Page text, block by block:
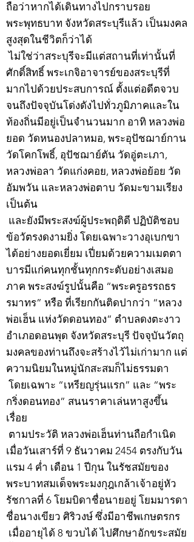
ถือว่าหากได้เดินทางไปกราบรอย
พระพุทธบาท จังหวัดสระบุรีแล้ว เป็นมงคล
สูงสุดในชีวิตก็ว่าได้
ไม่ใช่ว่าสระบุรีจะมีแต่สถานที่เท่านั้นที่
ศักดิ์สิทธิ์ พระเกจิอาจารย์ของสระบุรีที่
มากไปด้วยประสบการณ์ ตั้งแต่อดีตจวบ
จนถึงปัจจุบันโด่งดังไปทั่วภูมิภาคและใน
ท้องถิ่นมีอยู่เป็นจำนวนมาก อาทิ หลวงพ่อ
ยอด วัดหนองปลาหมอ, พระอุปัชฌาย์กาน
วัดโคกโพธิ์, อุปัชฌาย์ตัน วัดอู่ตะเภา,
หลวงพ่อลา วัดแก่งคอย, หลวงพ่อย้อย วัด
อัมพวัน และหลวงพ่อตาบ วัดมะขามเรียง
เป็นต้น
และยังมีพระสงฆ์ผู้ประพฤติดี ปฏิบัติชอบ
ข้อวัตรงดงามยิ่ง โดยเฉพาะวางอุเบกขา
ได้อย่างยอดเยี่ยม เปี่ยมด้วยความเมตตา
บารมีแก่คนทุกชั้นทุกกระดับอย่างเสมอ
ภาค พระสงฆ์รูปนั้นคือ “พระครูอรรถธร
รมาทร” หรือ ที่เรียกกันติดปากว่า “หลวง
พ่อเฮ็น แห่งวัดดอนทอง” ตำบลดงตะงาว
อำเภอดอนพุด จังหวัดสระบุรี ปัจจุบันวัตถุ
มงคลของท่านถึงจะสร้างไว้ไม่เก่ามาก แต่
ความนิยมในหมู่นักสะสมก็ไม่ธรรมดา
โดยเฉพาะ “เหรียญรุ่นแรก” และ “พระ
กริ่งดอนทอง” สนนราคาเล่นหาสูงขึ้น
เรื่อย
ตามประวัติ หลวงพ่อเฮ็นท่านถือกำเนิด
เมื่อวันเสาร์ที่ 9 ธันวาคม 2454 ตรงกับวัน
แรม 4 ค่ำ เดือน 1 ปีกุน ในรัชสมัยของ
พระบาทสมเด็จพระมงกุฎเกล้าเจ้าอยู่หัว
รัชกาลที่ 6 โยมบิดาชื่อนายอยู่ โยมมารดา
ชื่อนางเขียว ศิริวงษ์ ซึ่งมีอาชีพเกษตรกร
เมื่ออายุได้ 8 ขวบได้ ไปศึกษาอักขระสมัย